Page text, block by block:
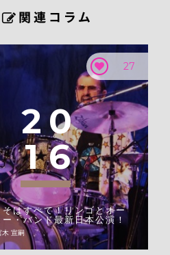
27
20
1 6
そはすべて！リンゴとオー
・バンド最新日本公演！
木 宣嗣